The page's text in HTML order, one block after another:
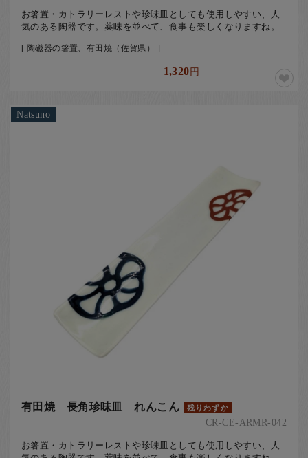
お箸置・カトラリーレストや珍味皿としても使用しやすい、人
気のある陶器です。薬味を並べて、食事も楽しくなりますね。
[ 陶磁器の箸置、有田焼（佐賀県） ]
1,320円
Natsuno
有田焼 長角珍味皿 れんこん 残りわずか
CR-CE-ARMR-042
お箸置・カトラリーレストや珍味皿としても使用しやすい、人